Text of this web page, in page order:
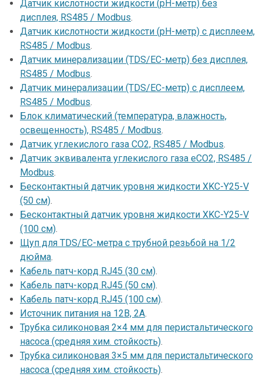
Датчик кислотности жидкости (pH-метр) без
дисплея, RS485 / Modbus.
Датчик кислотности жидкости (pH-метр) с дисплеем,
RS485 / Modbus.
Датчик минерализации (TDS/EC-метр) без дисплея,
RS485 / Modbus.
Датчик минерализации (TDS/EC-метр) с дисплеем,
RS485 / Modbus.
Блок климатический (температура, влажность,
освещенность), RS485 / Modbus.
Датчик углекислого газа CO2, RS485 / Modbus.
Датчик эквивалента углекислого газа eCO2, RS485 /
Modbus.
Бесконтактный датчик уровня жидкости XKC-Y25-V
(50 см).
Бесконтактный датчик уровня жидкости XKC-Y25-V
(100 см).
Щуп для TDS/EC-метра с трубной резьбой на 1/2
дюйма.
Кабель патч-корд RJ45 (30 см).
Кабель патч-корд RJ45 (50 см).
Кабель патч-корд RJ45 (100 см).
Источник питания на 12В, 2А.
Трубка силиконовая 2×4 мм для перистальтического
насоса (средняя хим. стойкость).
Трубка силиконовая 3×5 мм для перистальтического
насоса (средняя хим. стойкость).